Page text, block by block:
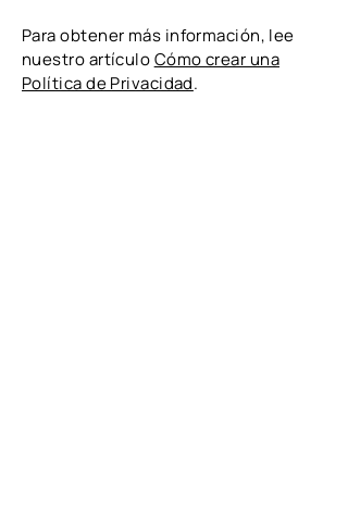
Para obtener más información, lee
nuestro artículoCómo crear una
Política de Privacidad.